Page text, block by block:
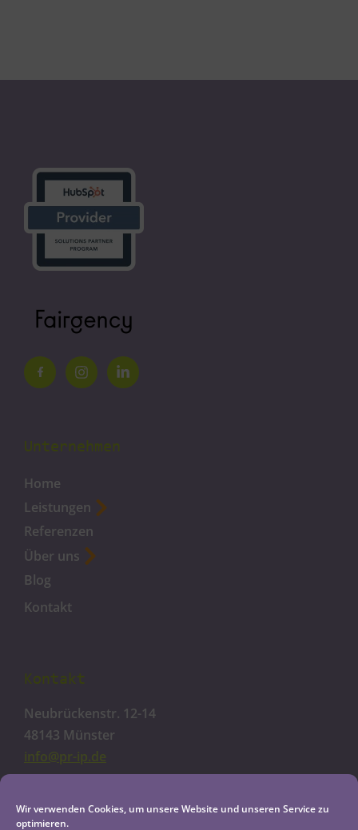
Wir verwenden Cookies, um unsere Website und unseren Service zu
optimieren.
Unternehmen
Home
Leistungen
Referenzen
Über uns
Blog
Kontakt
Kontakt
Neubrückenstr. 12-14
48143 Münster
info@pr-ip.de
Cookie-Richtlinie